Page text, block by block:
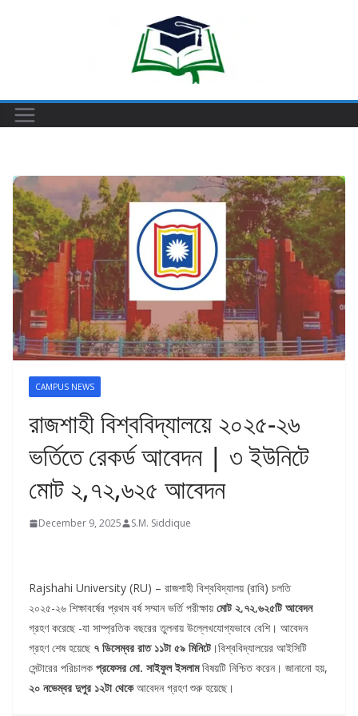
CAMPUS NEWS
রাজশাহী বিশ্ববিদ্যালয়ে ২০২৫-২৬
ভর্তিতে রেকর্ড আবেদন | ৩ ইউনিটে
মোট ২,৭২,৬২৫ আবেদন
December 9, 2025 S.M. Siddique
Rajshahi University (RU) – রাজশাহী বিশ্ববিদ্যালয় (রাবি) চলতি
২০২৫-২৬ শিক্ষাবর্ষের প্রথম বর্ষ সম্মান ভর্তি পরীক্ষায় মোট ২,৭২,৬২৫টি আবেদন
গ্রহণ করেছে -যা সাম্প্রতিক বছরের তুলনায় উল্লেখযোগ্যভাবে বেশি। আবেদন
গ্রহণ শেষ হয়েছে ৭ ডিসেম্বর রাত ১১টা ৫৯ মিনিটে।বিশ্ববিদ্যালয়ের আইসিটি
সেন্টারের পরিচালক প্রফেসর মো. সাইফুল ইসলামবিষয়টি নিশ্চিত করেন। জানানো হয়,
২০ নভেম্বর দুপুর ১২টা থেকেআবেদন গ্রহণ শুরু হয়েছে।